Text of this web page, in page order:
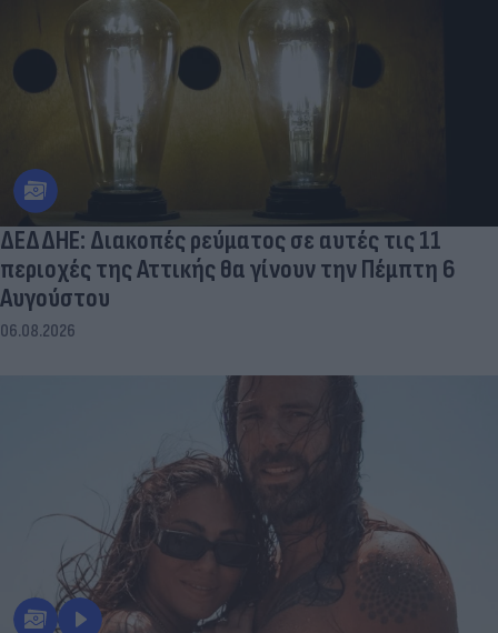
ΔΕΔΔΗΕ: Διακοπές ρεύματος σε αυτές τις 11
περιοχές της Αττικής θα γίνουν την Πέμπτη 6
Αυγούστου
06.08.2026